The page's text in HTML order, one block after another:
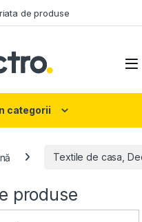
de produse
categorii
Textile de casa,
produse